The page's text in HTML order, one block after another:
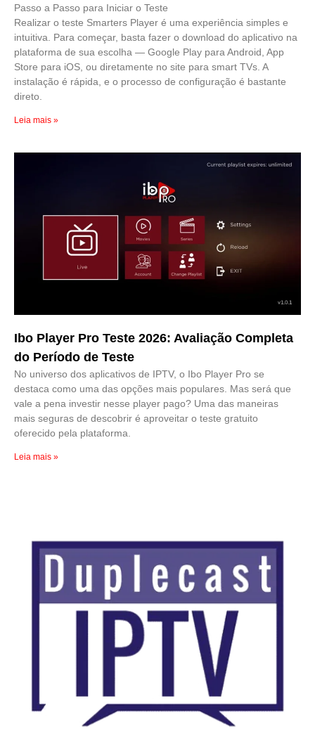
Passo a Passo para Iniciar o Teste
Realizar o teste Smarters Player é uma experiência simples e
intuitiva. Para começar, basta fazer o download do aplicativo na
plataforma de sua escolha — Google Play para Android, App
Store para iOS, ou diretamente no site para smart TVs. A
instalação é rápida, e o processo de configuração é bastante
direto.
Leia mais »
Ibo Player Pro Teste 2026: Avaliação Completa
do Período de Teste
No universo dos aplicativos de IPTV, o Ibo Player Pro se
destaca como uma das opções mais populares. Mas será que
vale a pena investir nesse player pago? Uma das maneiras
mais seguras de descobrir é aproveitar o teste gratuito
oferecido pela plataforma.
Leia mais »